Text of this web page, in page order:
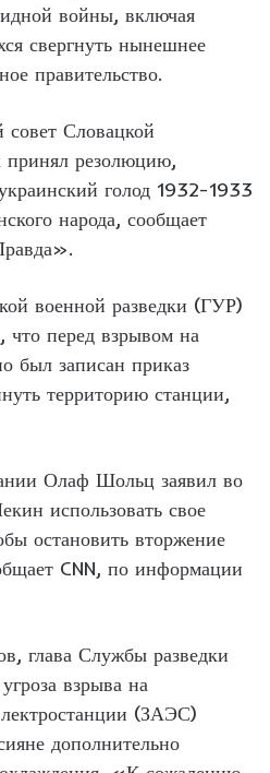
войны, включая
свергнуть нынешнее
правительство.
Словацкой
принял резолюцию,
голод 1932-1933
народа, сообщает
военной разведки (ГУР)
что перед взрывом на
был записан приказ
территорию станции,
Олаф Шольц заявил во
использовать свое
остановить вторжение
CNN, по информации
глава Службы разведки
взрыва на
(ЗАЭС)
дополнительно